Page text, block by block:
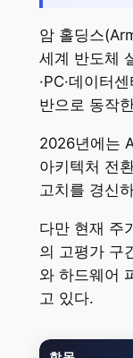
암 홀딩스
세계 반도체
·PC·데이터
반으로 동작
2026년에는
아키텍처 전
고치를 경신
다만 현재 주
의 고평가 구
와 하드웨어
고 있다.